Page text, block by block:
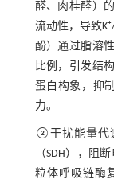
醛、肉桂醛）
流动性，导致
酚）通过脂溶
比例，引发结
蛋白构象，抑
力。
②干扰能量代
（SDH），阻
粒体呼吸链酶